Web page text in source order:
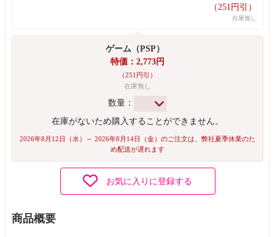
（251円引）
在庫無し
ゲーム（PSP）
特価：2,773円
（251円引）
在庫無し
数量：
在庫がないため購入することができません。
2026年8月12日（水）～ 2026年8月14日（金）のご注文は、弊社夏季休業のた
め配送が遅れます
お気に入りに登録する
商品概要